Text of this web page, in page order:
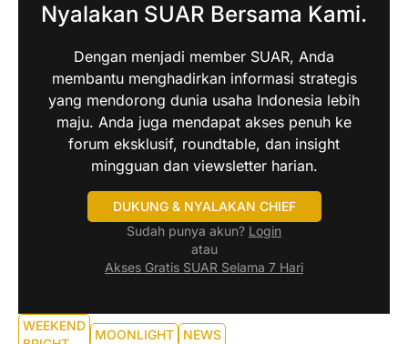
Nyalakan SUAR Bersama Kami.
Dengan menjadi member SUAR, Anda
membantu menghadirkan informasi strategis
yang mendorong dunia usaha Indonesia lebih
maju. Anda juga mendapat akses penuh ke
forum eksklusif, roundtable, dan insight
mingguan dan viewsletter harian.
DUKUNG & NYALAKAN CHIEF
Sudah punya akun? Login
atau
Akses Gratis SUAR Selama 7 Hari
WEEKEND
MOONLIGHT NEWS